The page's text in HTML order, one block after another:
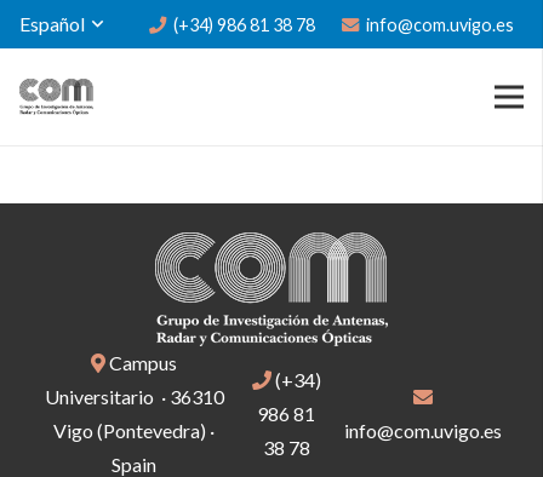
Español (+34) 986 81 38 78 info@com.uvigo.es
Campus
Universitario · 36310
Vigo (Pontevedra) ·
Spain
(+34)
986 81
38 78
info@com.uvigo.es